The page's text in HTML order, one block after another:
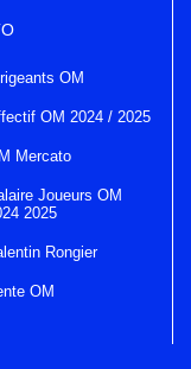
OM
OM 2024 / 2025
Mercato
Joueurs OM
2025
Rongier
OM